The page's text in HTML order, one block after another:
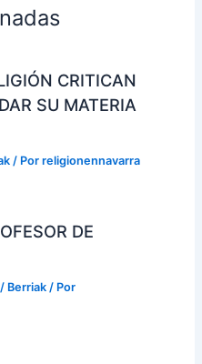
CRITICAN
SU MATERIA
/ Porreligionennavarra
DE
Berriak / Por